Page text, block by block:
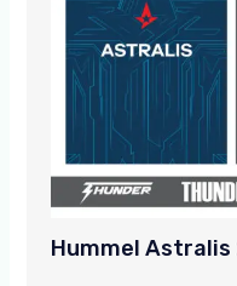
Hummel Astralis